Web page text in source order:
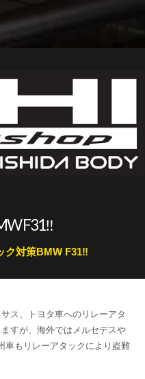
F31‼
ク対策BMW F31‼
ス、トヨタ車へのリレーアタ
すが、海外ではメルセデスや
車もリレーアタックにより盗難